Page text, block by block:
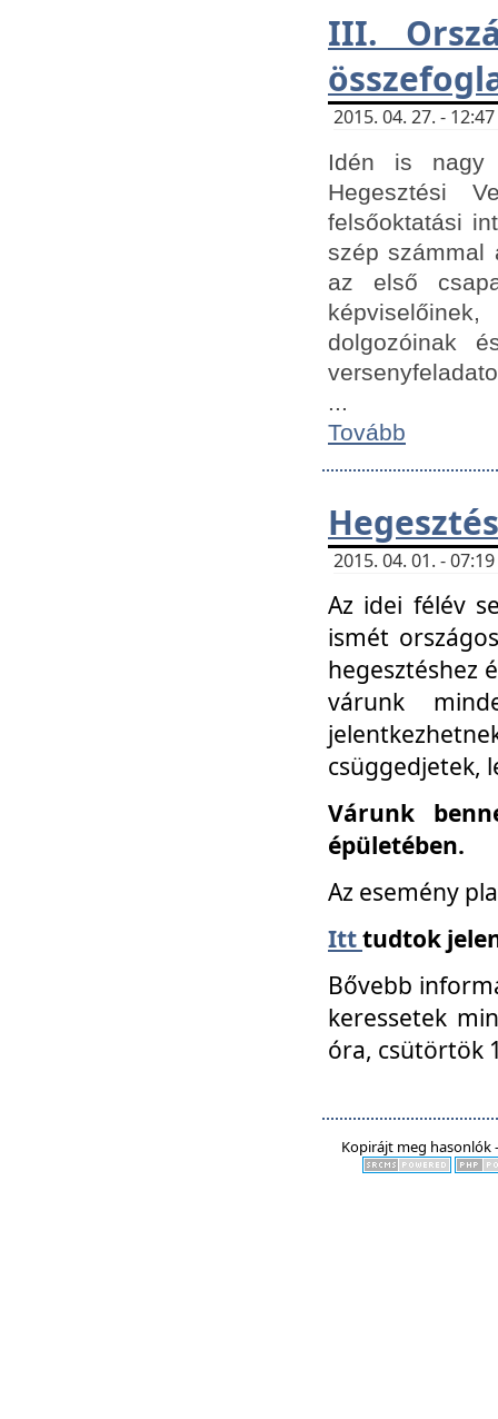
III.
2015. 04. 27. -
Idén is nagy
Hegesztési
felsőoktatási
szép számmal
az első
dolgozóinak
...
Tovább
2015. 04. 01. -
Az idei félév
ismét
hegesztéshez
várunk
csüggedjetek,
Várunk
épületében.
Az esemény
Itttudtok
Bővebb
keressetek
óra, csütörtök
Kopirájt meg hasonlók